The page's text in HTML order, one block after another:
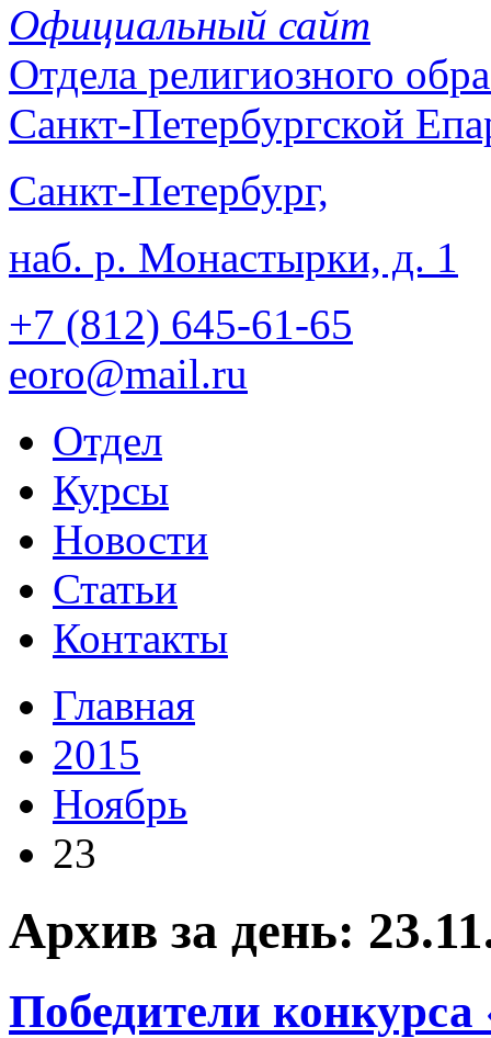
Официальный сайт
Отдела религиозного
Санкт-Петербургской
Санкт-Петербург,
наб. р. Монастырки, д. 1
+7 (812) 645-61-65
eoro@mail.ru
Отдел
Курсы
Новости
Статьи
Контакты
Главная
2015
Ноябрь
23
Архив за день:
Победители